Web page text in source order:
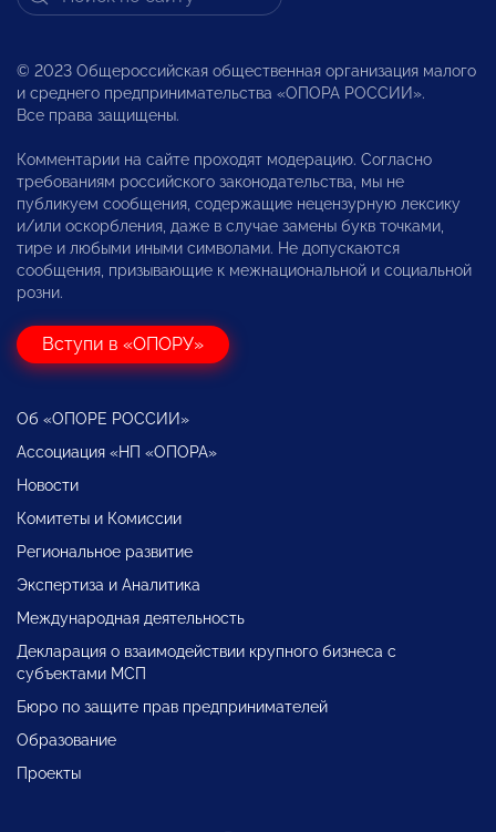
© 2023 Общероссийская общественная организация малого
и среднего предпринимательства «ОПОРА РОССИИ».
Все права защищены.
Комментарии на сайте проходят модерацию. Согласно
требованиям российского законодательства, мы не
публикуем сообщения, содержащие нецензурную лексику
и/или оскорбления, даже в случае замены букв точками,
тире и любыми иными символами. Не допускаются
сообщения, призывающие к межнациональной и социальной
розни.
Вступи в «ОПОРУ»
Об «ОПОРЕ РОССИИ»
Ассоциация «НП «ОПОРА»
Новости
Комитеты и Комиссии
Региональное развитие
Экспертиза и Аналитика
Международная деятельность
Декларация о взаимодействии крупного бизнеса с
субъектами МСП
Бюро по защите прав предпринимателей
Образование
Проекты